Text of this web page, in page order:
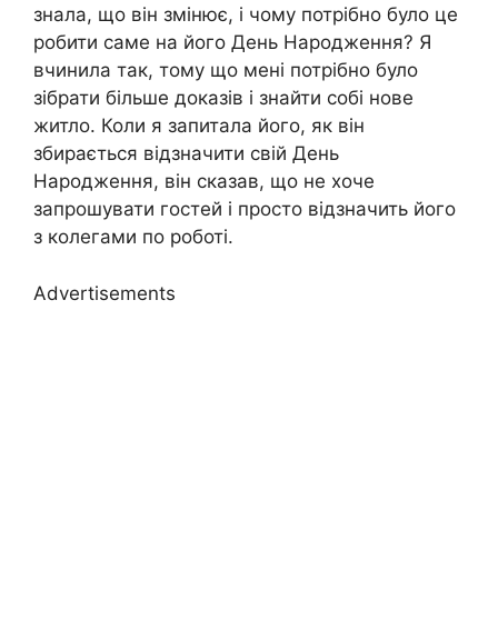
знала, що він змінює, і чому потрібно було це
робити саме на його День Народження? Я
вчинила так, тому що мені потрібно було
зібрати більше доказів і знайти собі нове
житло. Коли я запитала його, як він
збирається відзначити свій День
Народження, він сказав, що не хоче
запрошувати гостей і просто відзначить його
з колегами по роботі.
Advertisements